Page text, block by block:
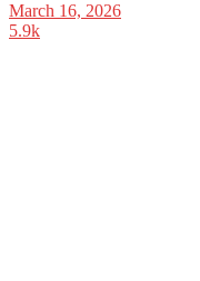
March 16, 2026
5.9k